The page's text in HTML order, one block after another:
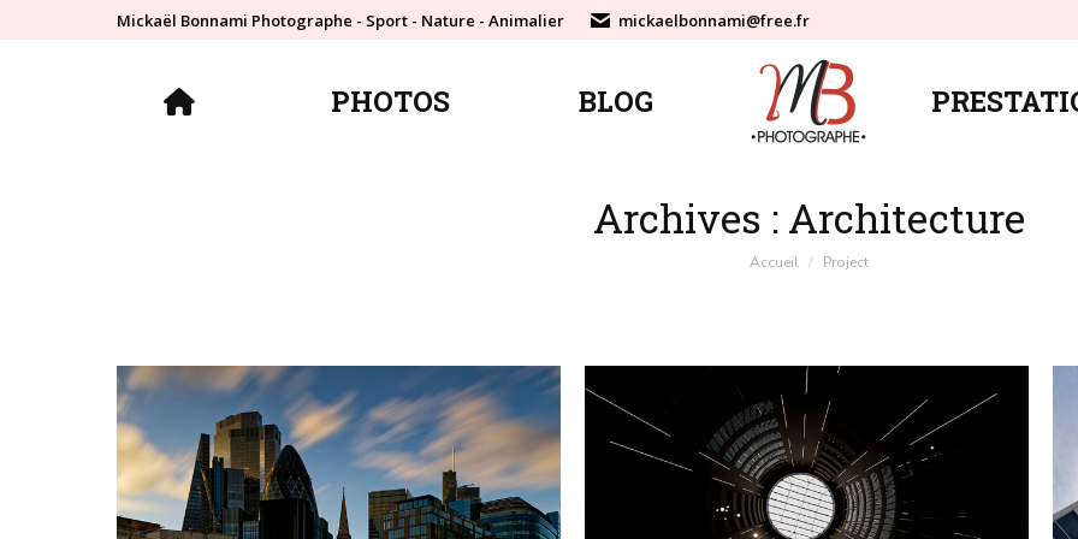
Mickaël Bonnami Photographe - Sport - Nature - Animalier mickaelbonnami@free.fr
PHOTOS BLOG
Archives : Architecture
Vous êtes ici :
Accueil Project